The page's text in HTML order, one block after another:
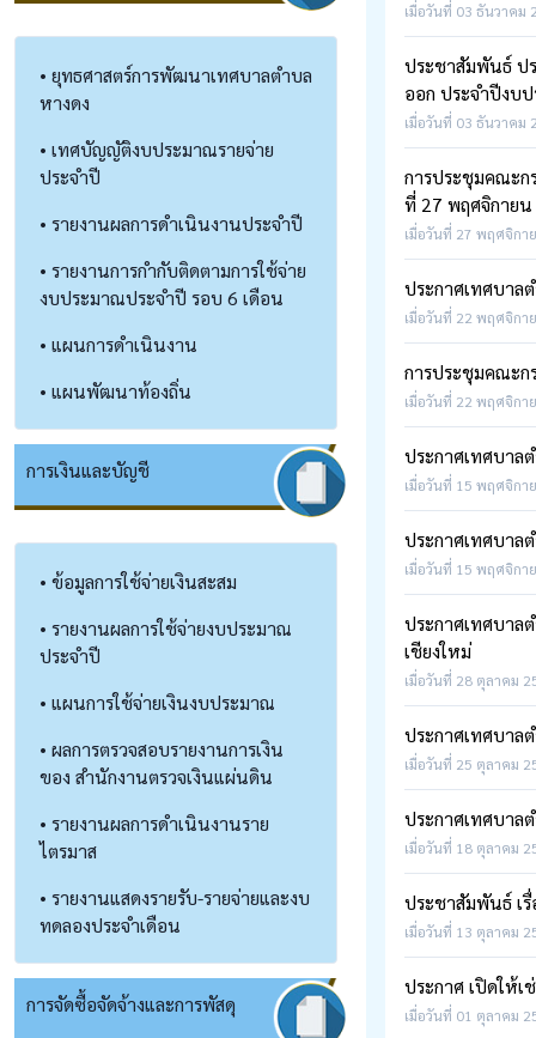
• ยุทธศาสตร์การพัฒนาเทศบาลตำบล
หางดง
• เทศบัญญัติงบประมาณรายจ่าย
ประจำปี
• รายงานผลการดำเนินงานประจำปี
• รายงานการกำกับติดตามการใช้จ่าย
งบประมาณประจำปี รอบ 6 เดือน
• แผนการดำเนินงาน
• แผนพัฒนาท้องถิ่น
การเงินและบัญชี
• ข้อมูลการใช้จ่ายเงินสะสม
• รายงานผลการใช้จ่ายงบประมาณ
ประจำปี
• แผนการใช้จ่ายเงินงบประมาณ
• ผลการตรวจสอบรายงานการเงิน
ของ สำนักงานตรวจเงินแผ่นดิน
• รายงานผลการดำเนินงานราย
ไตรมาส
• รายงานแสดงรายรับ-รายจ่ายและงบ
ทดลองประจำเดือน
การจัดซื้อจัดจ้างและการพัสดุ
เมื่อวันที่ 03 ธันวาคม
ประชาสัมพันธ์ ป
ออก ประจำปีงบ
เมื่อวันที่ 03 ธันวาคม
การประชุมคณะ
ที่ 27 พฤศจิกายน
เมื่อวันที่ 27 พฤศจิกา
ประกาศเทศบาล
เมื่อวันที่ 22 พฤศจิกา
การประชุมคณะ
เมื่อวันที่ 22 พฤศจิกา
ประกาศเทศบาล
เมื่อวันที่ 15 พฤศจิกา
ประกาศเทศบาล
เมื่อวันที่ 15 พฤศจิกา
ประกาศเทศบาล
เชียงใหม่
เมื่อวันที่ 28 ตุลาคม
ประกาศเทศบาล
เมื่อวันที่ 25 ตุลาคม
ประกาศเทศบาล
เมื่อวันที่ 18 ตุลาคม
ประชาสัมพันธ์ เ
เมื่อวันที่ 13 ตุลาคม
ประกาศ เปิดให้
เมื่อวันที่ 01 ตุลาคม